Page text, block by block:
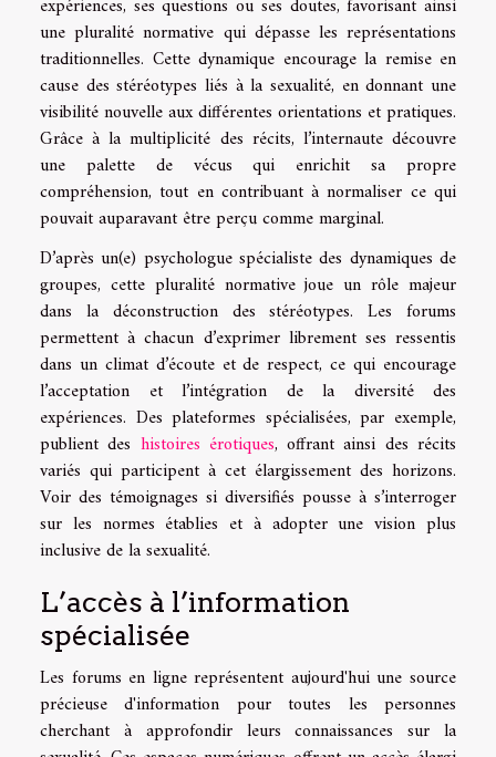
expériences, ses questions ou ses doutes, favorisant ainsi
une pluralité normative qui dépasse les représentations
traditionnelles. Cette dynamique encourage la remise en
cause des stéréotypes liés à la sexualité, en donnant une
visibilité nouvelle aux différentes orientations et pratiques.
Grâce à la multiplicité des récits, l’internaute découvre
une palette de vécus qui enrichit sa propre
compréhension, tout en contribuant à normaliser ce qui
pouvait auparavant être perçu comme marginal.
D’après un(e) psychologue spécialiste des dynamiques de
groupes, cette pluralité normative joue un rôle majeur
dans la déconstruction des stéréotypes. Les forums
permettent à chacun d’exprimer librement ses ressentis
dans un climat d’écoute et de respect, ce qui encourage
l’acceptation et l’intégration de la diversité des
expériences. Des plateformes spécialisées, par exemple,
publient des histoires érotiques, offrant ainsi des récits
variés qui participent à cet élargissement des horizons.
Voir des témoignages si diversifiés pousse à s’interroger
sur les normes établies et à adopter une vision plus
inclusive de la sexualité.
L’accès à l’information
spécialisée
Les forums en ligne représentent aujourd'hui une source
précieuse d'information pour toutes les personnes
cherchant à approfondir leurs connaissances sur la